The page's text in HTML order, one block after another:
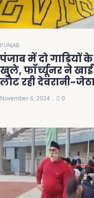
PUNJAB
पंजाब में दो गाड़ियों
खुले, फॉर्च्यूनर ने खाई
लौट रही देवरानी-
November 6, 2024 0